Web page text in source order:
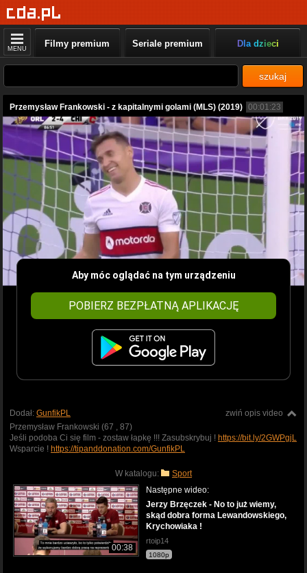
MENU Filmy premium Seriale premium Dla dzieci
szukaj
Przemysław Frankowski - z kapitalnymi golami (MLS) (2019) 00:01:23
Aby móc oglądać na tym urządzeniu
POBIERZ BEZPŁATNĄ APLIKACJĘ
zwiń opis video
Dodał: GunfikPL
Przemysław Frankowski (67 , 87)
Jeśli podoba Ci się film - zostaw łapkę !!! Zasubskrybuj ! https://bit.ly/2GWPgjL
Wsparcie ! https://tipanddonation.com/GunfikPL
W katalogu: Sport
00:38
Następne wideo:
Jerzy Brzęczek - No to już wiemy,
skąd dobra forma Lewandowskiego,
Krychowiaka !
rtoip14
1080p